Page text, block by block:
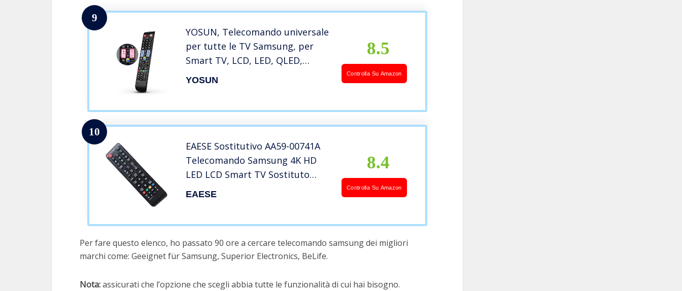
9
YOSUN, Telecomando universale
per tutte le TV Samsung, per
Smart TV, LCD, LED, QLED,
SUHD, UHD, HDTV, TV curve al
YOSUN
8.5
Controlla Su Amazon
10
EAESE Sostitutivo AA59-00741A
Telecomando Samsung 4K HD
LED LCD Smart TV Sostituto
BN59-01175N BN59-01199F AA59-
EAESE
8.4
Controlla Su Amazon
Per fare questo elenco, ho passato 90 ore a cercare telecomando samsung dei migliori
marchi come: Geeignet für Samsung, Superior Electronics, BeLife.
Nota:assicurati che l’opzione che scegli abbia tutte le funzionalità di cui hai bisogno.